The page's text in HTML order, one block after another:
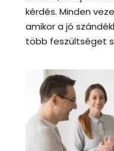
kérdés. Minden
amikor a jó
több feszültséget